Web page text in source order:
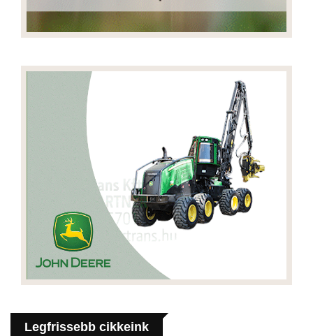
Legfrissebb cikkeink